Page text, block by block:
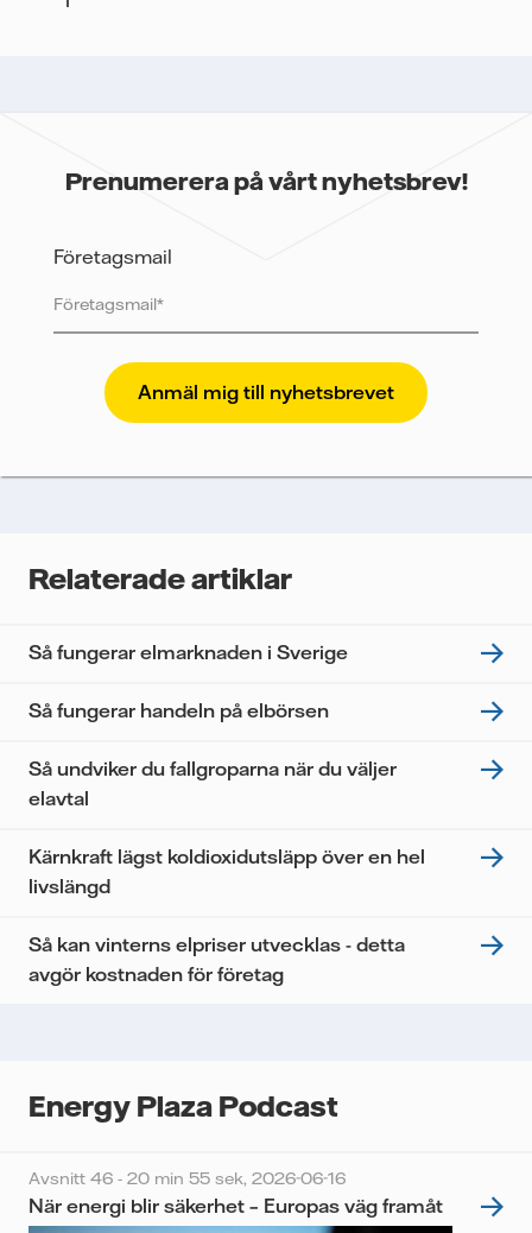
Prenumerera på vårt nyhetsbrev!
Företagsmail
Vattenfall skyddar och respekterar din integritet. För
att Vattenfalls storföretagsförsäljning ska kunna
skicka nyhetsbrevet till dig, behöver vi dina uppgifter.
analysera deras prestanda, inklusive
tredje part, och du kan när som helst återkalla ditt
personuppgifter.
Jag samtycker till att Vattenfall behandlar mina
nyhetsbrevet.*
Relaterade artiklar
Så fungerar elmarknaden i Sverige
Så fungerar handeln på elbörsen
Så undviker du fallgroparna när du väljer
elavtal
Kärnkraft lägst koldioxidutsläpp över en hel
livslängd
Så kan vinterns elpriser utvecklas - detta
avgör kostnaden för företag
Energy Plaza Podcast
Avsnitt 46 - 20 min 55 sek, 2026-06-16
När energi blir säkerhet – Europas väg framåt